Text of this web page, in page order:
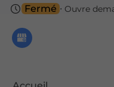
Fermé ⋅ Ouvre